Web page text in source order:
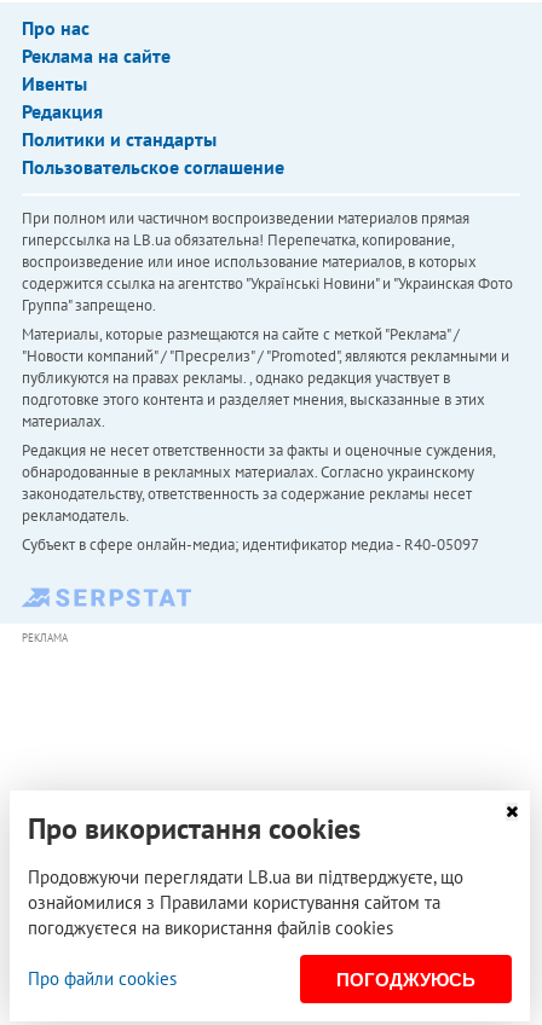
Про нас
Реклама на сайте
Ивенты
Редакция
Политики и стандарты
Пользовательское соглашение
При полном или частичном воспроизведении материалов прямая
гиперссылка на LB.ua обязательна! Перепечатка, копирование,
воспроизведение или иное использование материалов, в которых
содержится ссылка на агентство "Українськi Новини" и "Украинская Фото
Группа" запрещено.
Материалы, которые размещаются на сайте с меткой "Реклама" /
"Новости компаний" / "Пресрелиз" / "Promoted", являются рекламными и
публикуются на правах рекламы. , однако редакция участвует в
подготовке этого контента и разделяет мнения, высказанные в этих
материалах.
Редакция не несет ответственности за факты и оценочные суждения,
обнародованные в рекламных материалах. Согласно украинскому
законодательству, ответственность за содержание рекламы несет
рекламодатель.
Субъект в сфере онлайн-медиа; идентификатор медиа - R40-05097
РЕКЛАМА
Про використання cookies
Продовжуючи переглядати LB.ua ви підтверджуєте, що
ознайомилися з Правилами користування сайтом та
погоджуєтеся на використання файлів cookies
Про файли cookies ПОГОДЖУЮСЬ